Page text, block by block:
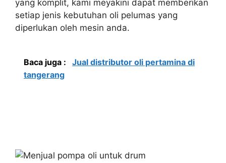
yang komplit, kami meyakini dapat memberikan
setiap jenis kebutuhan oli pelumas yang
diperlukan oleh mesin anda.
Baca juga :
Jual distributor oli pertamina di
tangerang